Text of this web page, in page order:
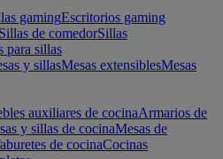
gamingEscritorios gaming
Sillas de comedorSillas
para sillas
y sillasMesas extensiblesMesas
auxiliares de cocinaArmarios de
y sillas de cocinaMesas de
de cocinaCocinas